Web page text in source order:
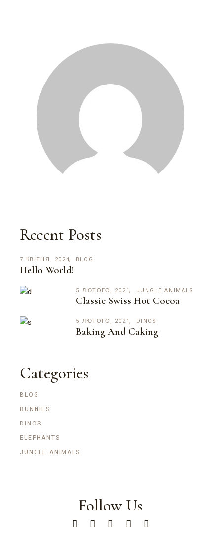
Recent Posts
7 КВІТНЯ, 2024 BLOG
Hello World!
5 ЛЮТОГО, 2021 JUNGLE ANIMALS
Classic Swiss Hot Cocoa
5 ЛЮТОГО, 2021 DINOS
Baking And Caking
Categories
BLOG
BUNNIES
DINOS
ELEPHANTS
JUNGLE ANIMALS
Follow Us